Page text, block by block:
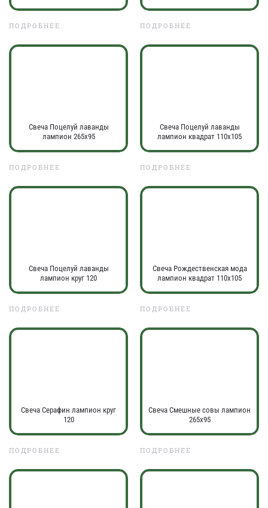
ПОДРОБНЕЕ ПОДРОБНЕЕ
Свеча Поцелуй лаванды
лампион 265х95
ПОДРОБНЕЕ
Свеча Поцелуй лаванды
лампион квадрат 110х105
ПОДРОБНЕЕ
Свеча Поцелуй лаванды
лампион круг 120
ПОДРОБНЕЕ
Свеча Рождественская мода
лампион квадрат 110х105
ПОДРОБНЕЕ
Свеча Серафин лампион круг
120
ПОДРОБНЕЕ
Свеча Смешные совы лампион
265х95
ПОДРОБНЕЕ